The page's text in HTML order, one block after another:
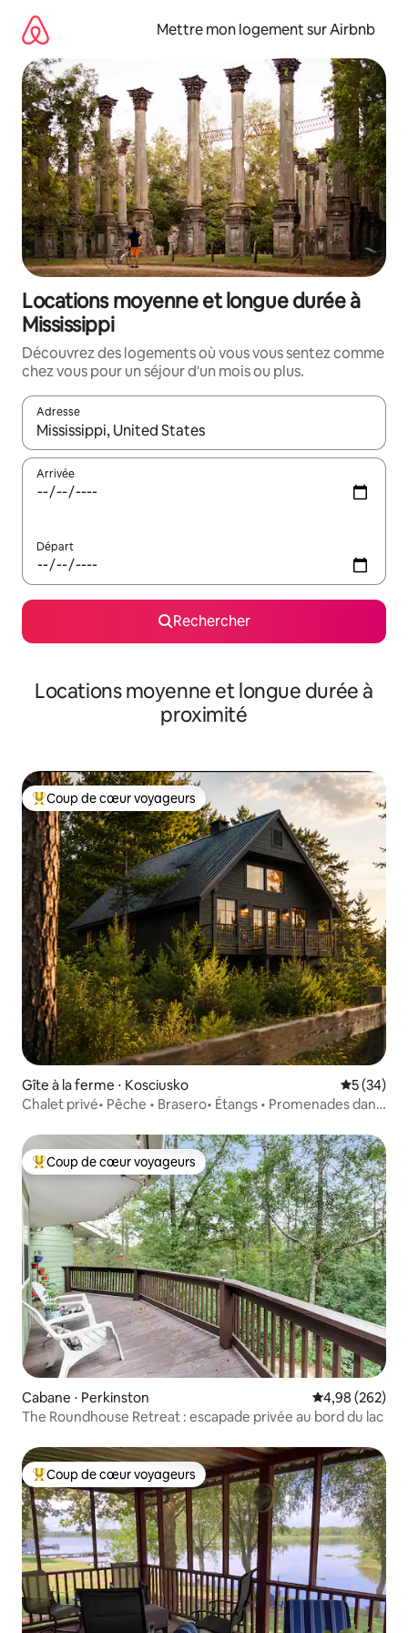
directement
contenu
Mettre mon logement sur Airbnb
Locations moyenne et longue durée à
Mississippi
Découvrez des logements où vous vous sentez comme
chez vous pour un séjour d'un mois ou plus.
Adresse
Lorsque les résultats s'affichent, utilisez les flèches vers le
Arrivée
Départ
Rechercher
Locations moyenne et longue durée à
proximité
Coups de cœur voyageurs les plus appréciés
Coup de cœur voyageurs
Gîte à la ferme ⋅ Kosciusko
5 (34)
Chalet privé• Pêche • Brasero• Étangs • Promenades dans
Coups de cœur voyageurs les plus appréciés
Coup de cœur voyageurs
Cabane ⋅ Perkinston Évaluation
4,98 (262)
The Roundhouse Retreat : escapade privée au bord du lac
Coups de cœur voyageurs les plus appréciés
Coup de cœur voyageurs